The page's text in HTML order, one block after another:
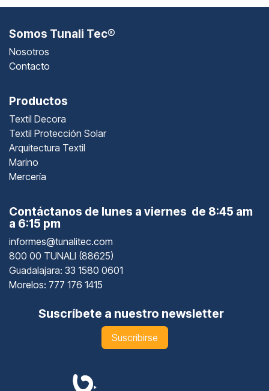
Somos Tunali Tec®
Nosotros
Contacto
Productos
Textil Decora
Textil Protección Solar
Arquitectura Textil
Marino
Mercería
Contáctanos de lunes a viernes de 8:45 am
a 6:15 pm
informes@tunalitec.com
800 00 TUNALI (88625)
Guadalajara: 33 1580 0601
Morelos: 777 176 1415
Suscríbete a nuestro newsletter
Suscribirse